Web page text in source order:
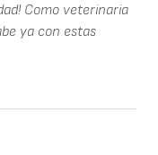
Como veterinaria
ya con estas